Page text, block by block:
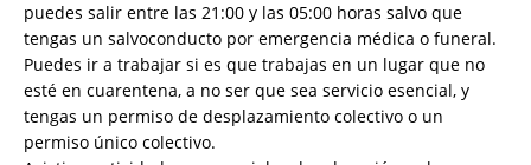
puedes salir entre las 21:00 y las 05:00 horas salvo que
tengas un salvoconducto por emergencia médica o funeral.
Puedes ir a trabajar si es que trabajas en un lugar que no
esté en cuarentena, a no ser que sea servicio esencial, y
tengas un permiso de desplazamiento colectivo o un
permiso único colectivo.